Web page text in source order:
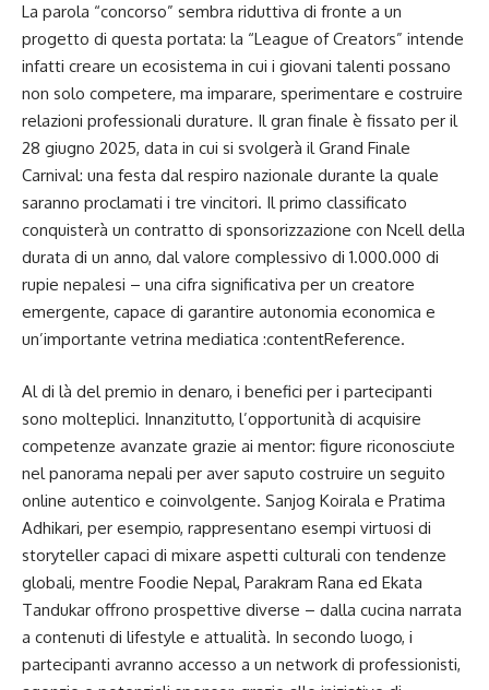
La parola “concorso” sembra riduttiva di fronte a un
progetto di questa portata: la “League of Creators” intende
infatti creare un ecosistema in cui i giovani talenti possano
non solo competere, ma imparare, sperimentare e costruire
relazioni professionali durature. Il gran finale è fissato per il
28 giugno 2025, data in cui si svolgerà il Grand Finale
Carnival: una festa dal respiro nazionale durante la quale
saranno proclamati i tre vincitori. Il primo classificato
conquisterà un contratto di sponsorizzazione con Ncell della
durata di un anno, dal valore complessivo di 1.000.000 di
rupie nepalesi – una cifra significativa per un creatore
emergente, capace di garantire autonomia economica e
un’importante vetrina mediatica :contentReference.
Al di là del premio in denaro, i benefici per i partecipanti
sono molteplici. Innanzitutto, l’opportunità di acquisire
competenze avanzate grazie ai mentor: figure riconosciute
nel panorama nepali per aver saputo costruire un seguito
online autentico e coinvolgente. Sanjog Koirala e Pratima
Adhikari, per esempio, rappresentano esempi virtuosi di
storyteller capaci di mixare aspetti culturali con tendenze
globali, mentre Foodie Nepal, Parakram Rana ed Ekata
Tandukar offrono prospettive diverse – dalla cucina narrata
a contenuti di lifestyle e attualità. In secondo luogo, i
partecipanti avranno accesso a un network di professionisti,